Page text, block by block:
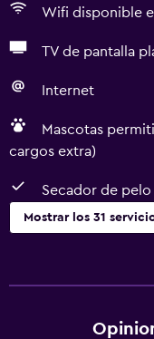
Wifi disponible
TV de pantalla
Internet
Mascotas
cargos extra)
Secador de pelo
Mostrar los 31
Wifi gratis